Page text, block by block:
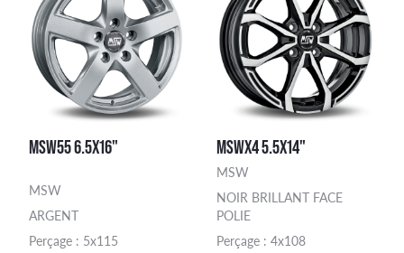
MSW55 6.5X16"
MSW
ARGENT
Perçage : 5x115
MSWX4 5.5X14"
MSW
NOIR BRILLANT FACE
POLIE
Perçage : 4x108